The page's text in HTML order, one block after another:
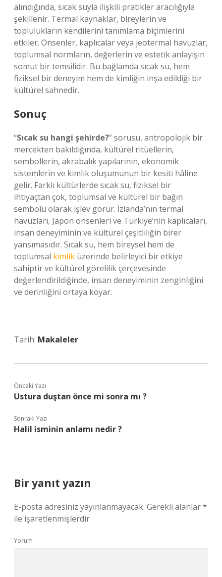
alındığında, sıcak suyla ilişkili pratikler aracılığıyla
şekillenir. Termal kaynaklar, bireylerin ve
toplulukların kendilerini tanımlama biçimlerini
etkiler. Onsenler, kaplıcalar veya jeotermal havuzlar,
toplumsal normların, değerlerin ve estetik anlayışın
somut bir temsilidir. Bu bağlamda sıcak su, hem
fiziksel bir deneyim hem de kimliğin inşa edildiği bir
kültürel sahnedir.
Sonuç
“Sıcak su hangi şehirde?” sorusu, antropolojik bir
mercekten bakıldığında, kültürel ritüellerin,
sembollerin, akrabalık yapılarının, ekonomik
sistemlerin ve kimlik oluşumunun bir kesiti hâline
gelir. Farklı kültürlerde sıcak su, fiziksel bir
ihtiyaçtan çok, toplumsal ve kültürel bir bağın
sembolü olarak işlev görür. İzlanda’nın termal
havuzları, Japon onsenleri ve Türkiye’nin kaplıcaları,
insan deneyiminin ve kültürel çeşitliliğin birer
yansımasıdır. Sıcak su, hem bireysel hem de
toplumsal kimlik üzerinde belirleyici bir etkiye
sahiptir ve kültürel görelilik çerçevesinde
değerlendirildiğinde, insan deneyiminin zenginliğini
ve derinliğini ortaya koyar.
Tarih: Makaleler
Önceki Yazı
Ustura duştan önce mi sonra mı ?
Sonraki Yazı
Halil isminin anlamı nedir ?
Bir yanıt yazın
E-posta adresiniz yayınlanmayacak. Gerekli alanlar*
ile işaretlenmişlerdir
Yorum